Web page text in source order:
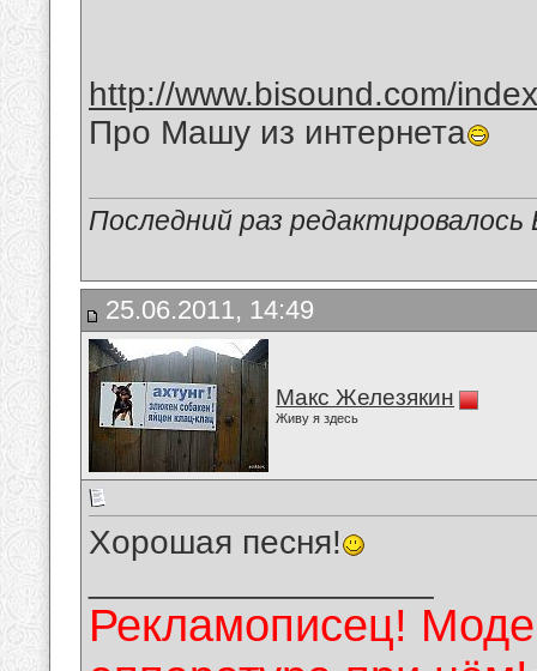
http://www.bisound.com/
Про Машу из интернета
Последний раз
25.06.2011, 14:49
Макс Железякин
Живу я здесь
Хорошая песня!
Рекламописец!